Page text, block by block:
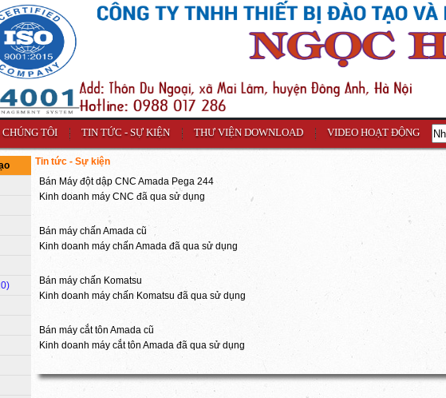
TÔI TIN TỨC - SỰ KIỆN THƯ VIỆN DOWNLOAD VIDEO HOẠT ĐỘNG
Tin tức - Sự kiện
Bán Máy đột dập CNC Amada Pega 244
Kinh doanh máy CNC đã qua sử dụng
Bán máy chấn Amada cũ
Kinh doanh máy chấn Amada đã qua sử dụng
Bán máy chấn Komatsu
Kinh doanh máy chấn Komatsu đã qua sử dụng
Bán máy cắt tôn Amada cũ
Kinh doanh máy cắt tôn Amada đã qua sử dụng